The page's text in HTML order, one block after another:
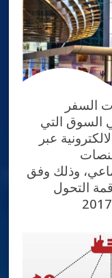
السفر
السوق التي
عبر
وذلك وفق
التحول